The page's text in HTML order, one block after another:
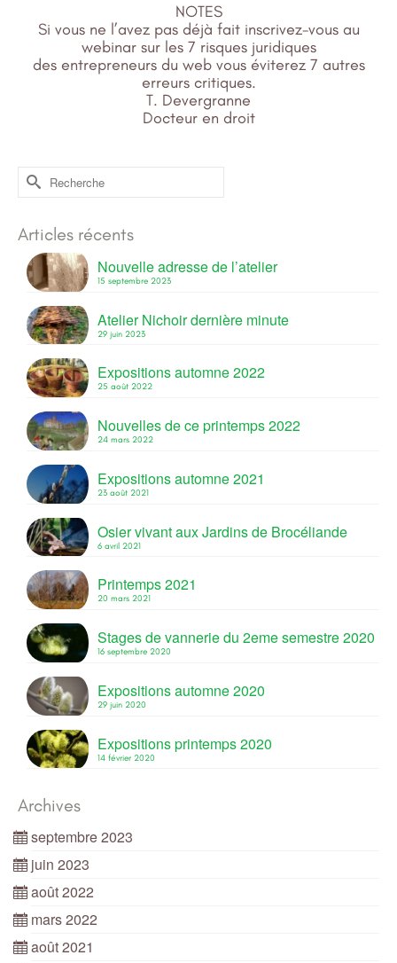
NOTES
Si vous ne l’avez pas déjà fait inscrivez-vous au
webinar sur les 7 risques juridiques
des entrepreneurs du web vous éviterez 7 autres
erreurs critiques.
T. Devergranne
Docteur en droit
Rechercher :
Articles récents
Nouvelle adresse de l’atelier
15 septembre 2023
Atelier Nichoir dernière minute
29 juin 2023
Expositions automne 2022
25 août 2022
Nouvelles de ce printemps 2022
24 mars 2022
Expositions automne 2021
23 août 2021
Osier vivant aux Jardins de Brocéliande
6 avril 2021
Printemps 2021
20 mars 2021
Stages de vannerie du 2eme semestre 2020
16 septembre 2020
Expositions automne 2020
29 juin 2020
Expositions printemps 2020
14 février 2020
Archives
septembre 2023
juin 2023
août 2022
mars 2022
août 2021